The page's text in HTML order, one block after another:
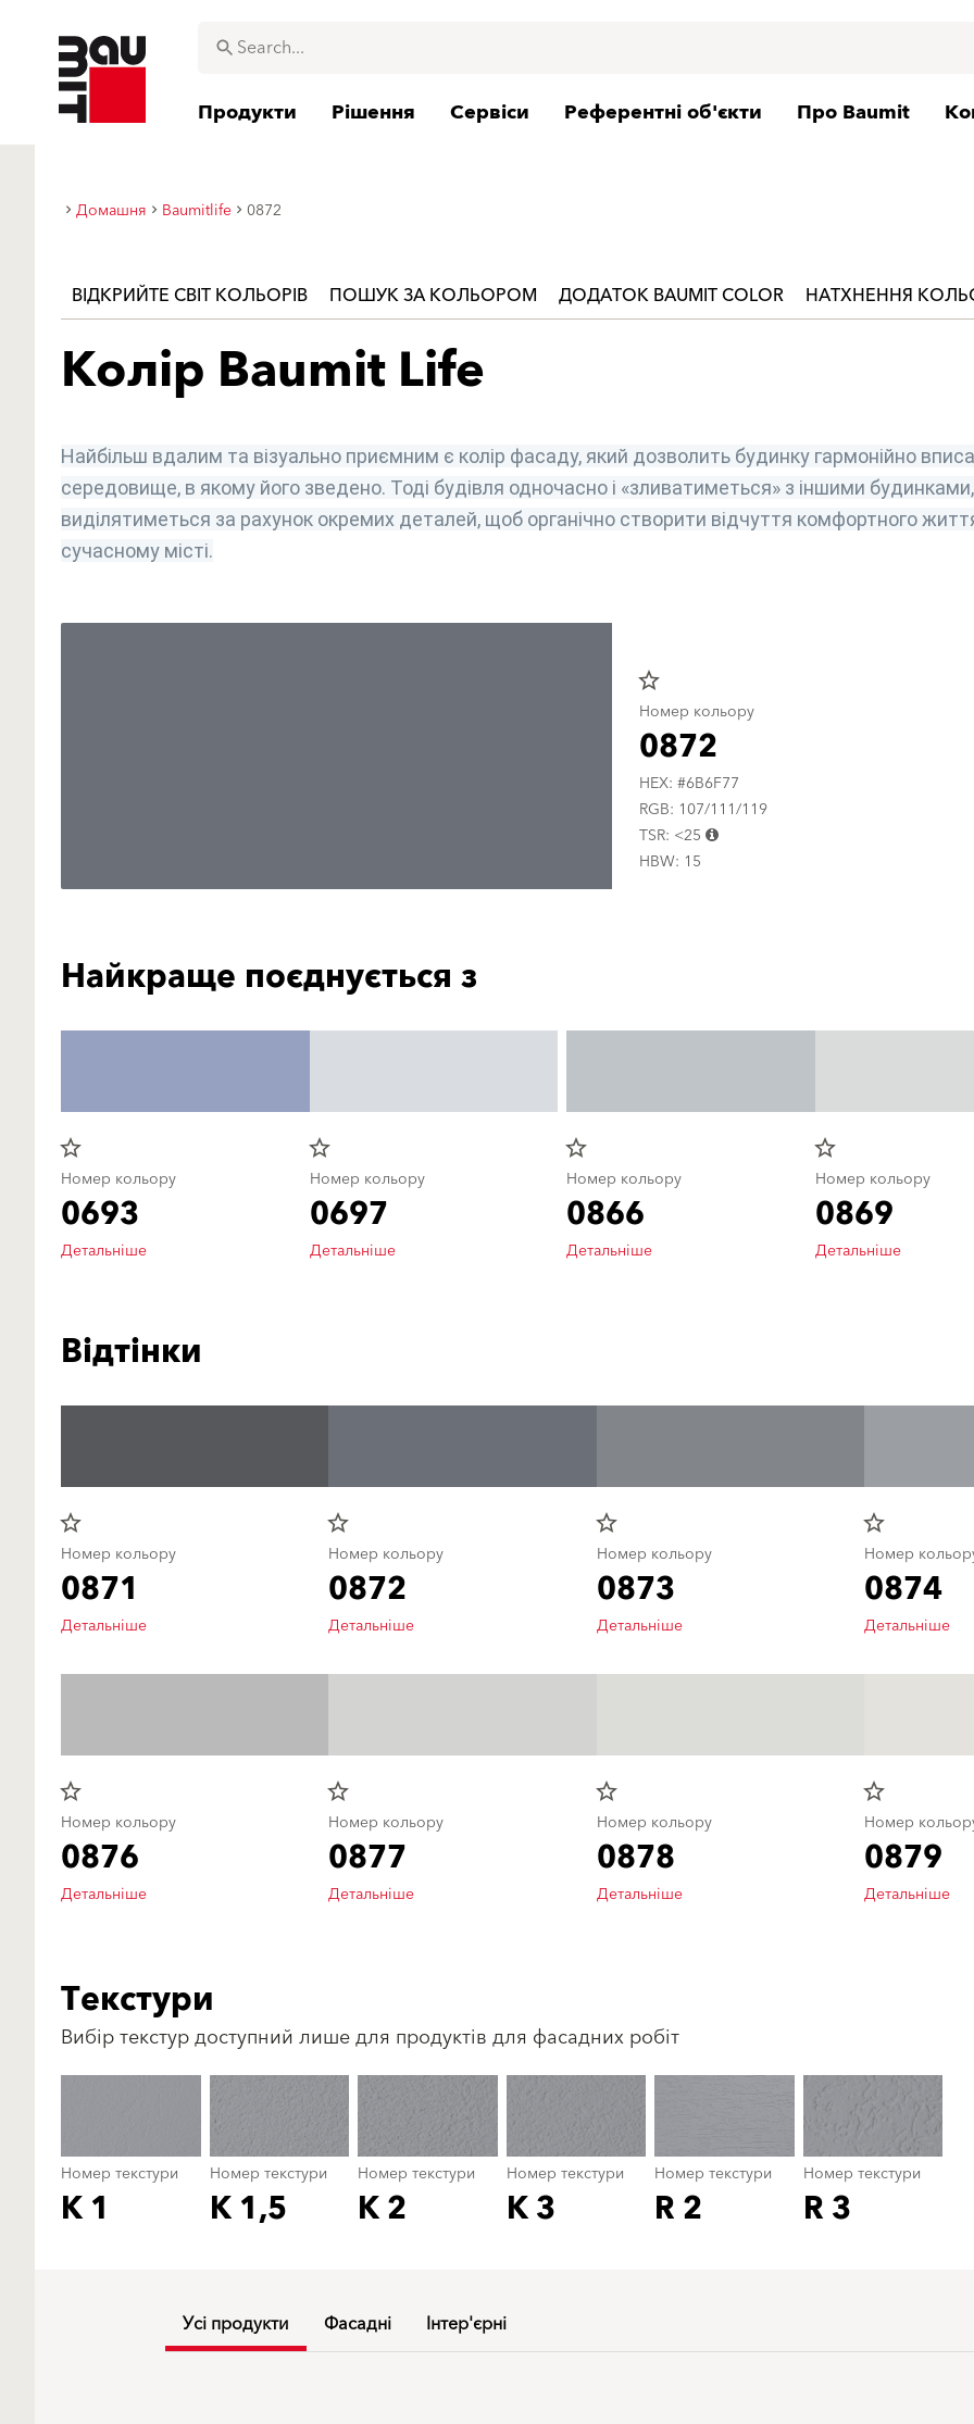
Продукти Рішення Сервіси Референтні об'єкти Про Baumit
Домашня Baumitlife 0872
ВІДКРИЙТЕ СВІТ КОЛЬОРІВ ПОШУК ЗА КОЛЬОРОМ ДОДАТОК BAUMIT COLOR НАТХНЕННЯ
Колір Baumit Life
Найбільш вдалим та візуально приємним є колір фасаду, який дозволить будинку гармонійно
середовище, в якому його зведено. Тоді будівля одночасно і «зливатиметься» з іншими будинками,
виділятиметься за рахунок окремих деталей, щоб органічно створити відчуття комфортного
сучасному місті.
star_border
Номер кольору
0872
HEX: #6B6F77
RGB: 107/111/119
TSR: <25
HBW: 15
Найкраще поєднується з
star_border
Номер кольору
0693
Детальніше
star_border
Номер кольору
0697
Детальніше
star_border
Номер кольору
0866
Детальніше
star_border
Номер кольору
0869
Детальніше
Відтінки
star_border
Номер кольору
0871
Детальніше
star_border
Номер кольору
0872
Детальніше
star_border
Номер кольору
0873
Детальніше
star_border
Номер
0874
Детальніше
star_border
Номер кольору
0876
Детальніше
star_border
Номер кольору
0877
Детальніше
star_border
Номер кольору
0878
Детальніше
star_border
Номер
0879
Детальніше
Текстури
Вибір текстур доступний лише для продуктів для фасадних робіт
Номер текстури
K 1
Номер текстури
K 1,5
Номер текстури
K 2
Номер текстури
K 3
Номер текстури
R 2
Номер текстури
R 3
Усі продукти Фасадні Інтер'єрні